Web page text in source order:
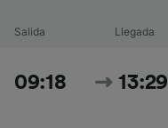
Salida Llegada
09:18 13:29